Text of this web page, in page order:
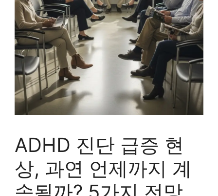
ADHD 진단 급증 현
상, 과연 언제까지 계